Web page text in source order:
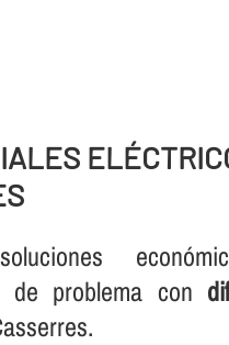
de problema con